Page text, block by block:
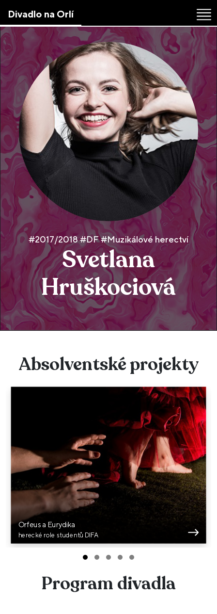
the
content
↷
Divadlo na Orlí
#2017/2018 #DF #Muzikálové herectví
Svetlana
Hruškociová
Absolventské projekty
Orfeus a Eurydika
herecké role studentů DIFA
Program divadla